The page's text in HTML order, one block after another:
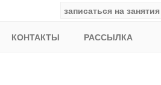
записаться на занятия
КОНТАКТЫ РАССЫЛКА